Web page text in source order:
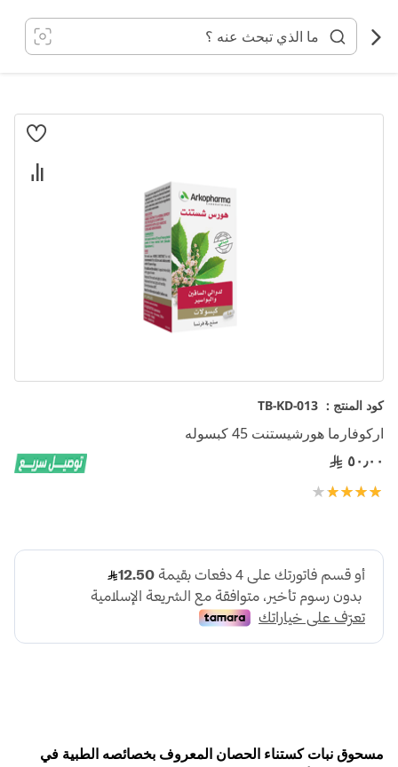
المحتوى
كود المنتج : TB-KD-013
اركوفارما هورشيستنت 45 كبسوله
٥٠٫٠٠
تقييم:
مسحوق نبات كستناء الحصان المعروف بخصائصه الطبية في
انتقل
تخطي
بداية
معرض